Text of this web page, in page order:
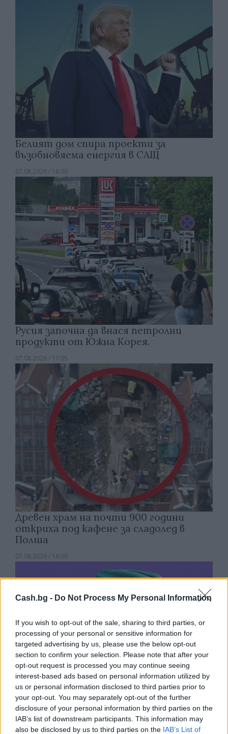
Cash.bg - Do Not Process My Personal Information
If you wish to opt-out of the sale, sharing to third parties, or
processing of your personal or sensitive information for
targeted advertising by us, please use the below opt-out
section to confirm your selection. Please note that after your
opt-out request is processed you may continue seeing
interest-based ads based on personal information utilized by
us or personal information disclosed to third parties prior to
your opt-out. You may separately opt-out of the further
disclosure of your personal information by third parties on the
IAB’s list of downstream participants. This information may
also be disclosed by us to third parties on the IAB’s List of
Белият дом спира проекти за
възобновяема енергия в САЩ
07.08.2026 / 18:00
Русия започна да внася петролни
продукти от Южна Корея.
07.08.2026 / 17:05
Древен храм на почти 900 години
откриха под кафене за сладолед в
Полша
07.08.2026 / 16:00
Изкуствен интелект за първи път
създаде нови жизнеспособни вируси